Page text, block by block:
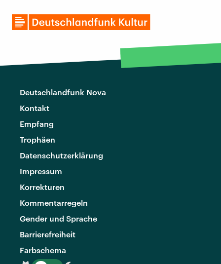
Deutschlandfunk Nova
Kontakt
Empfang
Trophäen
Datenschutzerklärung
Impressum
Korrekturen
Kommentarregeln
Gender und Sprache
Barrierefreiheit
Farbschema